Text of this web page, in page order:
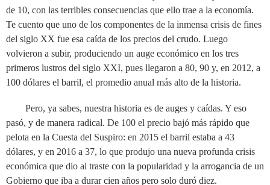
de 10, con las terribles consecuencias que ello trae a la economía.
Te cuento que uno de los componentes de la inmensa crisis de fines
del siglo XX fue esa caída de los precios del crudo. Luego
volvieron a subir, produciendo un auge económico en los tres
primeros lustros del siglo XXI, pues llegaron a 80, 90 y, en 2012, a
100 dólares el barril, el promedio anual más alto de la historia.
Pero, ya sabes, nuestra historia es de auges y caídas. Y eso
pasó, y de manera radical. De 100 el precio bajó más rápido que
pelota en la Cuesta del Suspiro: en 2015 el barril estaba a 43
dólares, y en 2016 a 37, lo que produjo una nueva profunda crisis
económica que dio al traste con la popularidad y la arrogancia de un
Gobierno que iba a durar cien años pero solo duró diez.